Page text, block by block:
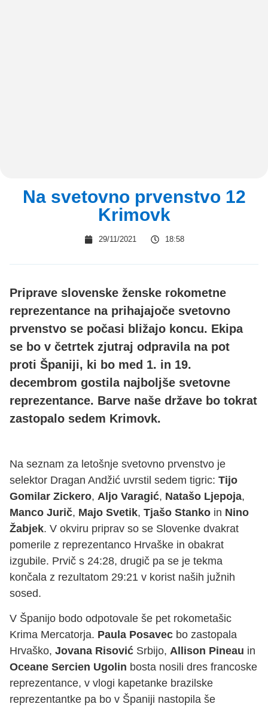
Na svetovno prvenstvo 12
Krimovk
29/11/2021 18:58
Priprave slovenske ženske rokometne
reprezentance na prihajajoče svetovno
prvenstvo se počasi bližajo koncu. Ekipa
se bo v četrtek zjutraj odpravila na pot
proti Španiji, ki bo med 1. in 19.
decembrom gostila najboljše svetovne
reprezentance. Barve naše države bo tokrat
zastopalo sedem Krimovk.
Na seznam za letošnje svetovno prvenstvo je
selektor Dragan Andžić uvrstil sedem tigric: Tijo
Gomilar Zickero, Aljo Varagić, Natašo Ljepoja,
Manco Jurič, Majo Svetik, Tjašo Stanko in Nino
Žabjek. V okviru priprav so se Slovenke dvakrat
pomerile z reprezentanco Hrvaške in obakrat
izgubile. Prvič s 24:28, drugič pa se je tekma
končala z rezultatom 29:21 v korist naših južnih
sosed.
V Španijo bodo odpotovale še pet rokometašic
Krima Mercatorja. Paula Posavec bo zastopala
Hrvaško, Jovana Risović Srbijo, Allison Pineau in
Oceane Sercien Ugolin bosta nosili dres francoske
reprezentance, v vlogi kapetanke brazilske
reprezentantke pa bo v Španiji nastopila še